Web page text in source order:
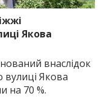
про події
та області.
Якова
внаслідок
вулиці Якова
на 70 %.